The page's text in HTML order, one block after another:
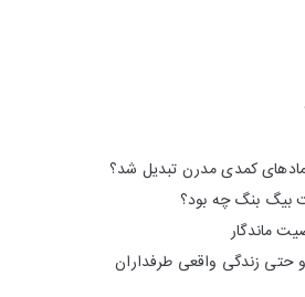
کمدی مدرن تبدیل شد؟
بیگ بنگ چه بود؟
ماندگار
حتی زندگی واقعی طرفداران